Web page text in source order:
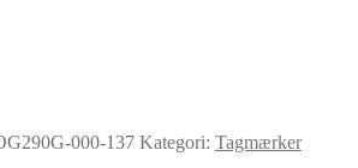
000-137 Kategori: Tagmærker